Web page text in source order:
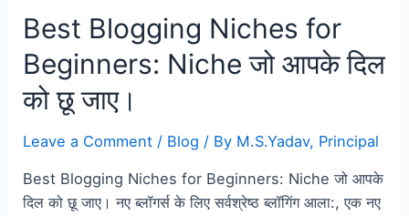
Best Blogging Niches for
Beginners: Niche जो आपके दिल
को छू जाए।
Leave a Comment / Blog / By M.S.Yadav, Principal
Best Blogging Niches for Beginners: Niche जो आपके
दिल को छू जाए। नए ब्लॉगर्स के लिए सर्वश्रेष्ठ ब्लॉगिंग आला:, एक नए